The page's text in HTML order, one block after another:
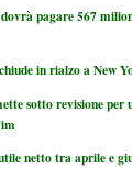
pagare 567
in rialzo a New
sotto revisione per
netto tra aprile e